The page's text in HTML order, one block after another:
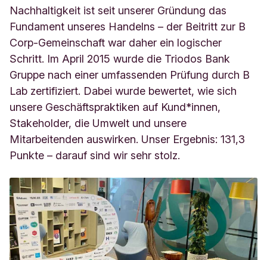
Nachhaltigkeit ist seit unserer Gründung das
Fundament unseres Handelns – der Beitritt zur B
Corp-Gemeinschaft war daher ein logischer
Schritt. Im April 2015 wurde die Triodos Bank
Gruppe nach einer umfassenden Prüfung durch B
Lab zertifiziert. Dabei wurde bewertet, wie sich
unsere Geschäftspraktiken auf Kund*innen,
Stakeholder, die Umwelt und unsere
Mitarbeitenden auswirken. Unser Ergebnis: 131,3
Punkte – darauf sind wir sehr stolz.